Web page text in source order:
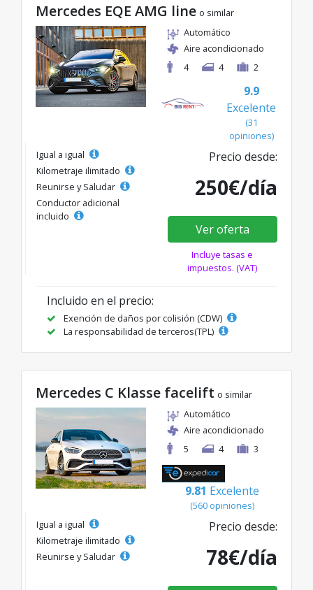
Mercedes EQE AMG line o similar
Automático
Aire acondicionado
4
4 2
9.9
Excelente
(31
opiniones)
Igual a igual
Kilometraje ilimitado
Reunirse y Saludar
Conductor adicional
incluido
Precio desde:
250€/día
Ver oferta
Incluye tasas e
impuestos. (VAT)
Incluido en el precio:
Exención de daños por colisión (CDW)
La responsabilidad de terceros(TPL)
Mercedes C Klasse facelift o similar
Automático
Aire acondicionado
5
4 3
9.81 Excelente
(560 opiniones)
Igual a igual
Kilometraje ilimitado
Reunirse y Saludar
Precio desde:
78€/día